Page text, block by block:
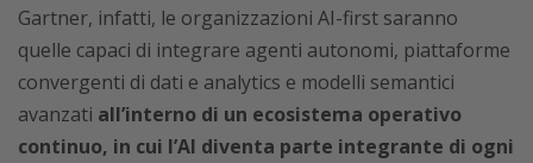
Gartner, infatti, le organizzazioni AI-first saranno
quelle capaci di integrare agenti autonomi, piattaforme
convergenti di dati e analytics e modelli semantici
avanzati all’interno di un ecosistema operativo
continuo, in cui l’AI diventa parte integrante di ogni